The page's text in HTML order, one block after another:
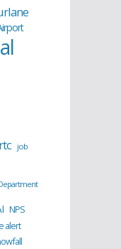
job
NPS
alert